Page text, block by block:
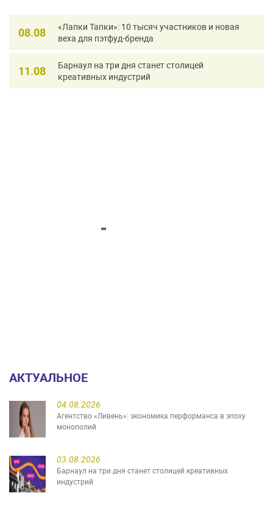
08.08
«Лапки Тапки»: 10 тысяч участников и новая
веха для пэтфуд-бренда
11.08
Барнаул на три дня станет столицей
креативных индустрий
АКТУАЛЬНОЕ
04.08.2026
Агентство «Ливень»: экономика перформанса в эпоху
монополий
03.08.2026
Барнаул на три дня станет столицей креативных
индустрий